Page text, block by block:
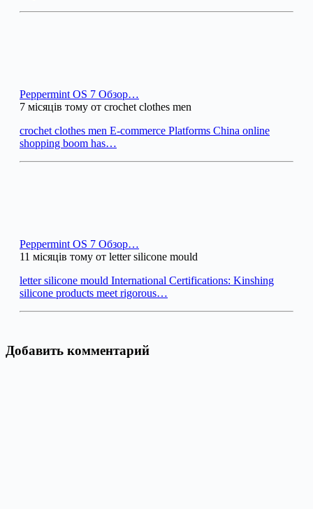
Peppermint OS 7 Обзор…
7 місяців тому от crochet clothes men
crochet clothes men E-commerce Platforms China online
shopping boom has…
Peppermint OS 7 Обзор…
11 місяців тому от letter silicone mould
letter silicone mould International Certifications: Kinshing
silicone products meet rigorous…
Добавить комментарий